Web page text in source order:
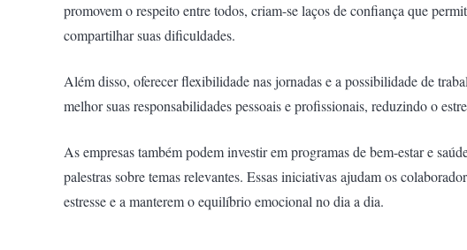
promovem o respeito entre todos, criam-se laços de confiança que
compartilhar suas dificuldades.
Além disso, oferecer flexibilidade nas jornadas e a possibilidade de
melhor suas responsabilidades pessoais e profissionais, reduzindo o
As empresas também podem investir em programas de bem-estar e
palestras sobre temas relevantes. Essas iniciativas ajudam os
estresse e a manterem o equilíbrio emocional no dia a dia.